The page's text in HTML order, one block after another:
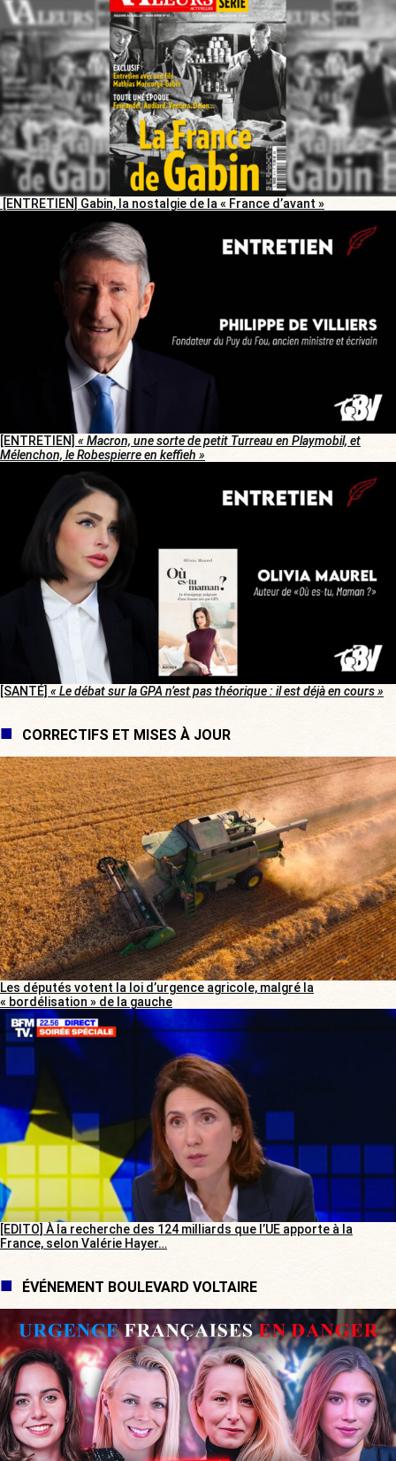
[ENTRETIEN] Gabin, la nostalgie de la « France d’avant »
[ENTRETIEN] « Macron, une sorte de petit Turreau en Playmobil, et
Mélenchon, le Robespierre en keffieh »
[SANTÉ] « Le débat sur la GPA n’est pas théorique : il est déjà en cours »
CORRECTIFS ET MISES À JOUR
Les députés votent la loi d’urgence agricole, malgré la
« bordélisation » de la gauche
[EDITO] À la recherche des 124 milliards que l’UE apporte à la
France, selon Valérie Hayer…
ÉVÉNEMENT BOULEVARD VOLTAIRE